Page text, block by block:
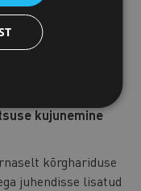
kus
ja/või
38).
kujunemine
kõrghariduse
juhendisse lisatud